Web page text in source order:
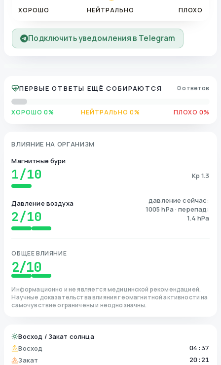
ХОРОШО НЕЙТРАЛЬНО ПЛОХО
Подключить уведомления в Telegram
ПЕРВЫЕ ОТВЕТЫ ЕЩЁ СОБИРАЮТСЯ 0 ответов
ХОРОШО 0% НЕЙТРАЛЬНО 0% ПЛОХО 0%
ВЛИЯНИЕ НА ОРГАНИЗМ
Магнитные бури
1/10 Kp 1.3
Давление воздуха
2/10
давление сейчас:
1005 hPa · перепад:
1.4 hPa
ОБЩЕЕ ВЛИЯНИЕ
2/10
Информационно и не является медицинской рекомендацией.
Научные доказательства влияния геомагнитной активности на
самочувствие ограничены и неоднозначны.
Восход / Закат солнца
Восход
04:37
Закат 20:21